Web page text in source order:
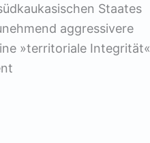
Staates
aggressivere
»territoriale Integrität«